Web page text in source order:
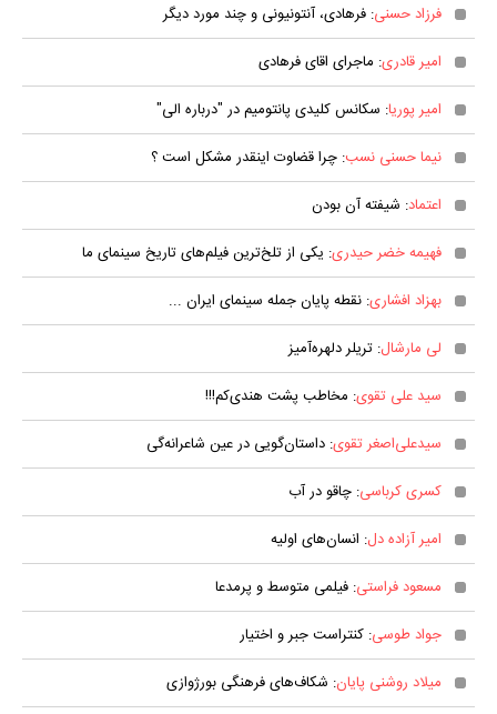
فرزاد حسنی: فرهادی، آنتونیونی و چند مورد دیگر
امیر قادری: ماجرای اقای فرهادی
امیر پوریا: سکانس کلیدی پانتومیم در "درباره الی"
نیما حسنی نسب: چرا قضاوت اینقدر مشکل است ؟
اعتماد: شیفته آن بودن
فهیمه خضر حیدری: یکی از تلخ‌ترین فیلم‌های تاریخ سینمای ما
بهزاد افشاری: نقطه پایان جمله سینمای ایران ...
لی مارشال: تریلر دلهره‌آمیز
سید علی تقوی: مخاطب پشت هندی‌کم!!!
سیدعلی‌اصغر تقوی: داستان‌گویی در عین شاعرانه‌گی
کسری کرباسی: چاقو در آب
امیر آزاده دل: انسان‌های اولیه
مسعود فراستی: فیلمی متوسط و پرمدعا
جواد طوسی: کنتراست جبر و اختیار
میلاد روشنی پایان: شکاف‌های فرهنگی بورژوازی